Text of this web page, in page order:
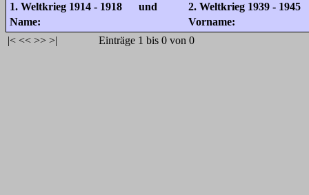
1. Weltkrieg 1914 - 1918 und
2. Weltkrieg 1939 - 1945
Name:
Vorname:
|< << >> >| Einträge 1 bis 0 von 0